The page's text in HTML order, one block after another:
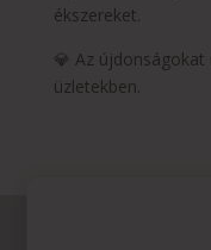
ékszereket.
💎 Az
üzletekben.